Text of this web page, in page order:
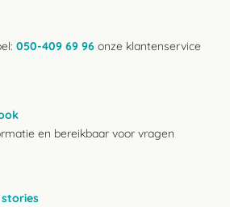
050-409 69 96 onze klantenservice
en bereikbaar voor vragen